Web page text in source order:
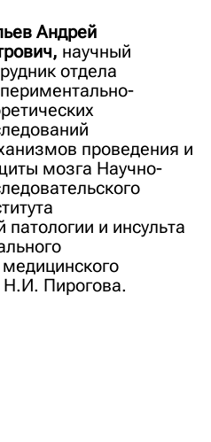
Андрей
научный
отдела
проведения и
мозга Научно-
и инсульта
Н.И. Пирогова.